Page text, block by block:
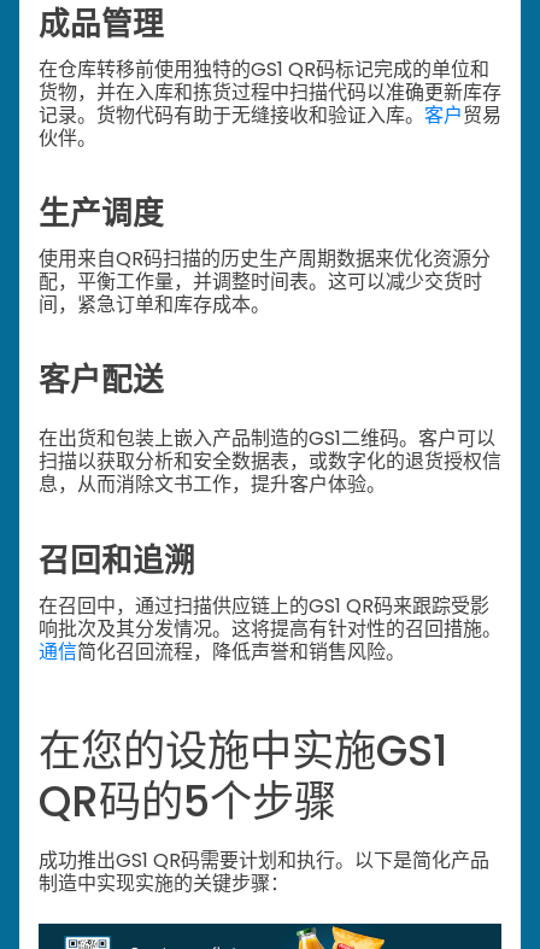
成品管理
在仓库转移前使用独特的GS1 QR码标记完成的单位和
货物，并在入库和拣货过程中扫描代码以准确更新库存
记录。货物代码有助于无缝接收和验证入库。 客户贸易
伙伴。
生产调度
使用来自QR码扫描的历史生产周期数据来优化资源分
配，平衡工作量，并调整时间表。这可以减少交货时
间，紧急订单和库存成本。
客户配送
在出货和包装上嵌入产品制造的GS1二维码。客户可以
扫描以获取分析和安全数据表，或数字化的退货授权信
息，从而消除文书工作，提升客户体验。
召回和追溯
在召回中，通过扫描供应链上的GS1 QR码来跟踪受影
响批次及其分发情况。这将提高有针对性的召回措施。
通信简化召回流程，降低声誉和销售风险。
在您的设施中实施GS1
QR码的5个步骤
成功推出GS1 QR码需要计划和执行。以下是简化产品
制造中实现实施的关键步骤：